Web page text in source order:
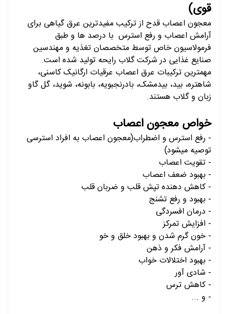
قوی)
معجون اعصاب قدح از ترکیب مفیدترین عرق گیاهی برای
آرامش اعصاب و رفع استرس با درصد ها و طبق
فرمولاسیون خاص توسط متخصصان تغذیه و مهندسین
صنایع غذایی در شرکت گلاب رایحه تولید شده است.
مهمترین ترکیبات عرق اعصاب عرقیات ارگانیککاسنی،
شاهتره، بید، بیدمشک، بادرنجبویه، بابونه، شوید، گل گاو
زبان و گلاب هستند.
خواص معجون اعصاب
- رفع استرس و اضطراب(معجون اعصاب به افراد استرسی
توصیه میشود)
- تقویت اعصاب
- بهبود ضعف اعصاب
- کاهش دهنده تپش قلب و ضربان قلب
- بهبود و رفع تشنج
- درمان افسردگی
- افزایش تمرکز
- خون گرم شدن و بهبود خلق و خو
- آرامش فکر و ذهن
- بهبود اختلالات خواب
- شادی آور
- کاهش ترس
- و ...